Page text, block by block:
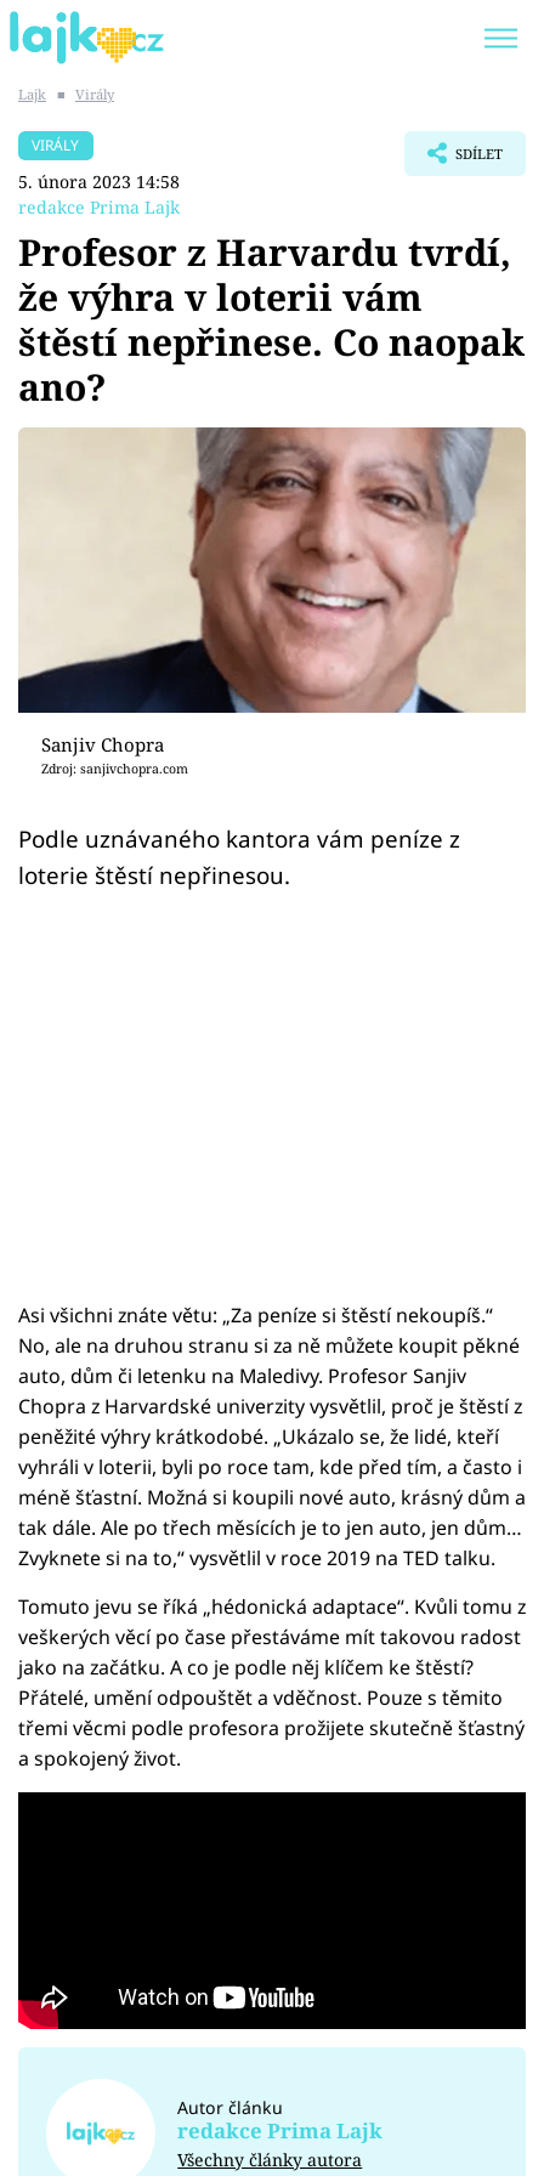
SHOPAHOLICADEL
Témata
Showbyznys
Youtubeři
Sledujte prima+
Přihlášení
Sledujte nás
Lajk ■ Virály
VIRÁLY
5. února 2023 14:58
redakce Prima Lajk
SDÍLET
Profesor z Harvardu tvrdí,
že výhra v loterii vám
štěstí nepřinese. Co naopak
ano?
Sanjiv Chopra
Zdroj: sanjivchopra.com
Podle uznávaného kantora vám peníze z
loterie štěstí nepřinesou.
Asi všichni znáte větu: „Za peníze si štěstí nekoupíš.“
No, ale na druhou stranu si za ně můžete koupit pěkné
auto, dům či letenku na Maledivy. Profesor Sanjiv
Chopra z Harvardské univerzity vysvětlil, proč je štěstí z
peněžité výhry krátkodobé. „Ukázalo se, že lidé, kteří
vyhráli v loterii, byli po roce tam, kde před tím, a často i
méně šťastní. Možná si koupili nové auto, krásný dům a
tak dále. Ale po třech měsících je to jen auto, jen dům…
Zvyknete si na to,“ vysvětlil v roce 2019 na TED talku.
Tomuto jevu se říká „hédonická adaptace“. Kvůli tomu z
veškerých věcí po čase přestáváme mít takovou radost
jako na začátku. A co je podle něj klíčem ke štěstí?
Přátelé, umění odpouštět a vděčnost. Pouze s těmito
třemi věcmi podle profesora prožijete skutečně šťastný
a spokojený život.
Autor článku
redakce Prima Lajk
Všechny články autora